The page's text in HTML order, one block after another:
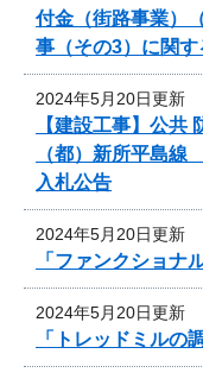
付金（街路事業）
事（その3）に関
2024年5月20日更新
【建設工事】公共
（都）新所平島
入札公告
2024年5月20日更新
「ファンクショナ
2024年5月20日更新
「トレッドミルの